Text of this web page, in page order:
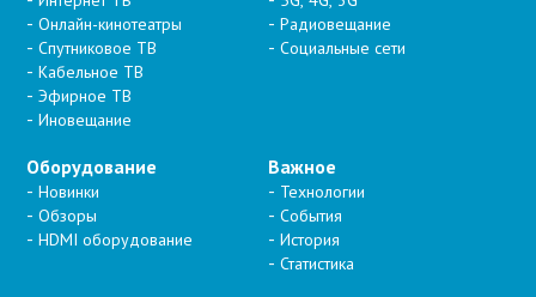
Онлайн-кинотеатры
Спутниковое ТВ
Кабельное ТВ
Эфирное ТВ
Иновещание
Радиовещание
Социальные сети
Оборудование
Новинки
Обзоры
HDMI оборудование
Важное
Технологии
События
История
Статистика